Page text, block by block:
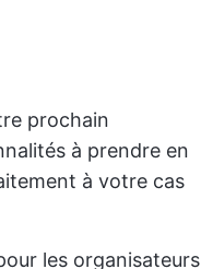
prochain
à prendre en
à votre cas
les organisateurs